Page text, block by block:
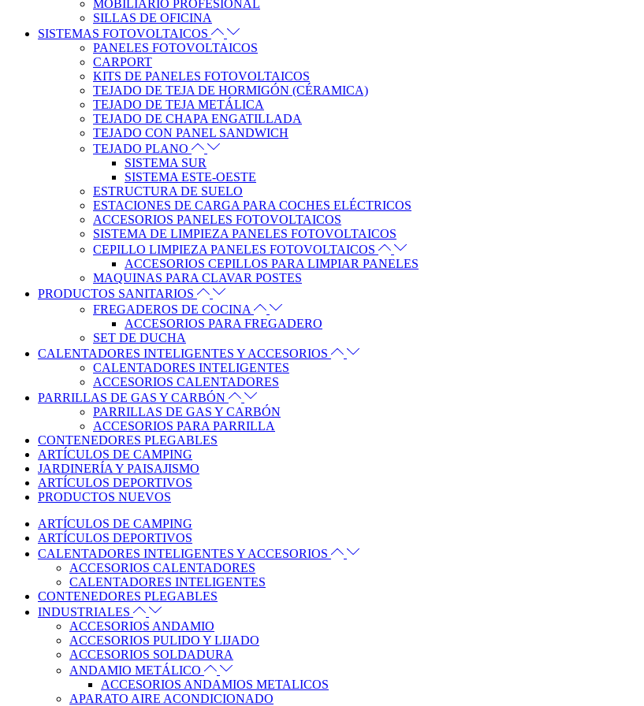
MOBILIARIO PROFESIONAL
SILLAS DE OFICINA
SISTEMAS FOTOVOLTAICOS
PANELES FOTOVOLTAICOS
CARPORT
KITS DE PANELES FOTOVOLTAICOS
TEJADO DE TEJA DE HORMIGÓN (CÉRAMICA)
TEJADO DE TEJA METÁLICA
TEJADO DE CHAPA ENGATILLADA
TEJADO CON PANEL SANDWICH
TEJADO PLANO
SISTEMA SUR
SISTEMA ESTE-OESTE
ESTRUCTURA DE SUELO
ESTACIONES DE CARGA PARA COCHES ELÉCTRICOS
ACCESORIOS PANELES FOTOVOLTAICOS
SISTEMA DE LIMPIEZA PANELES FOTOVOLTAICOS
CEPILLO LIMPIEZA PANELES FOTOVOLTAICOS
ACCESORIOS CEPILLOS PARA LIMPIAR PANELES
MAQUINAS PARA CLAVAR POSTES
PRODUCTOS SANITARIOS
FREGADEROS DE COCINA
ACCESORIOS PARA FREGADERO
SET DE DUCHA
CALENTADORES INTELIGENTES Y ACCESORIOS
CALENTADORES INTELIGENTES
ACCESORIOS CALENTADORES
PARRILLAS DE GAS Y CARBÓN
PARRILLAS DE GAS Y CARBÓN
ACCESORIOS PARA PARRILLA
CONTENEDORES PLEGABLES
ARTÍCULOS DE CAMPING
JARDINERÍA Y PAISAJISMO
ARTÍCULOS DEPORTIVOS
PRODUCTOS NUEVOS
ARTÍCULOS DE CAMPING
ARTÍCULOS DEPORTIVOS
CALENTADORES INTELIGENTES Y ACCESORIOS
ACCESORIOS CALENTADORES
CALENTADORES INTELIGENTES
CONTENEDORES PLEGABLES
INDUSTRIALES
ACCESORIOS ANDAMIO
ACCESORIOS PULIDO Y LIJADO
ACCESORIOS SOLDADURA
ANDAMIO METÁLICO
ACCESORIOS ANDAMIOS METALICOS
APARATO AIRE ACONDICIONADO